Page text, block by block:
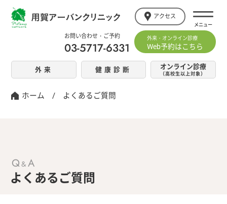
お問い合わせ・ご予約
03-5717-6331
外来・オンライン診療
Web予約はこちら
アクセス
外来 健康診断 オンライン診療
（高校生以上対象）
ホーム / よくあるご質問
Q& A
よくあるご質問